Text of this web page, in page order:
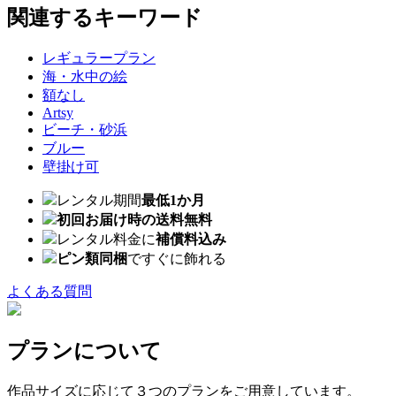
関連するキーワード
レギュラープラン
海・水中の絵
額なし
Artsy
ビーチ・砂浜
ブルー
壁掛け可
レンタル期間最低1か月
初回お届け時の送料無料
レンタル料金に補償料込み
ピン類同梱ですぐに飾れる
よくある質問
プランについて
作品サイズに応じて３つのプランをご用意しています。